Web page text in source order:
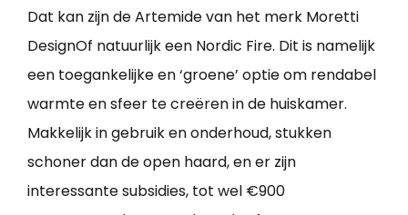
Dat kan zijn de Artemide van het merk Moretti
DesignOf natuurlijk een Nordic Fire. Dit is namelijk
een toegankelijke en ‘groene’ optie om rendabel
warmte en sfeer te creëren in de huiskamer.
Makkelijk in gebruik en onderhoud, stukken
schoner dan de open haard, en er zijn
interessante subsidies, tot wel €900